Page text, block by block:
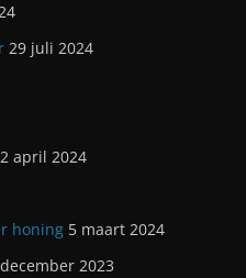
29 juli 2024
april 2024
honing 5 maart 2024
2023